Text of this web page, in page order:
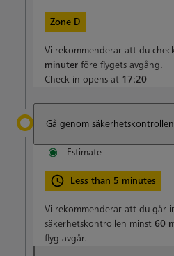
Zone D
Vi rekommenderar att du
minuter före flygets avgång.
Check in opens at 17:20
Gå genom säkerhetskontrollen
Estimate
Less than 5 minutes
Vi rekommenderar att du går
säkerhetskontrollen minst 60
flyg avgår.